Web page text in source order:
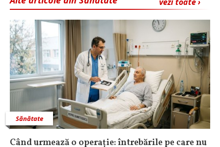
Sănătate
Când urmează o operație: întrebările pe care nu